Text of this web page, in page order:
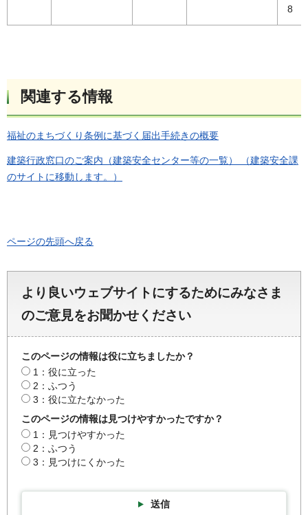
8
関連する情報
福祉のまちづくり条例に基づく届出手続きの概要
建築行政窓口のご案内（建築安全センター等の一覧） （建築安全課
のサイトに移動します。）
ページの先頭へ戻る
より良いウェブサイトにするためにみなさま
のご意見をお聞かせください
このページの情報は役に立ちましたか？
1：役に立った
2：ふつう
3：役に立たなかった
このページの情報は見つけやすかったですか？
1：見つけやすかった
2：ふつう
3：見つけにくかった
送信